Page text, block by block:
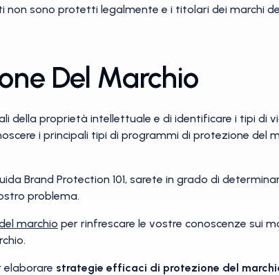
non sono protetti legalmente e i titolari dei marchi
Del Marchio
della proprietà intellettuale e di identificare i tipi di
i principali tipi di programmi di protezione del
Brand Protection 101, sarete in grado di
problema.
marchio per rinfrescare le vostre conoscenze sui
elaborare strategie efficaci di protezione del